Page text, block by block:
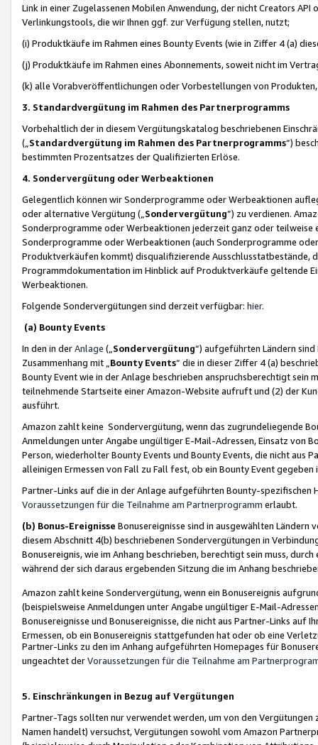
Link in einer Zugelassenen Mobilen Anwendung, der nicht Creators
Verlinkungstools, die wir Ihnen ggf. zur Verfügung stellen, nutzt;
(i) Produktkäufe im Rahmen eines Bounty Events (wie in Ziffer 4 (a)
(j) Produktkäufe im Rahmen eines Abonnements, soweit nicht im
(k) alle Vorabveröffentlichungen oder Vorbestellungen von
3. Standardvergütung im Rahmen des Partnerprogramms
Vorbehaltlich der in diesem Vergütungskatalog beschriebenen
(„ Standardvergütung im Rahmen des Partnerprogramms“)
bestimmten Prozentsatzes der Qualifizierten Erlöse.
4. Sondervergütung oder Werbeaktionen
Gelegentlich können wir Sonderprogramme oder Werbeaktionen
oder alternative Vergütung („ Sondervergütung”) zu verdienen.
Sonderprogramme oder Werbeaktionen jederzeit ganz oder
Sonderprogramme oder Werbeaktionen (auch Sonderprogramme
Produktverkäufen kommt) disqualifizierende Ausschlusstatbestände,
Programmdokumentation im Hinblick auf Produktverkäufe geltende
Werbeaktionen.
Folgende Sondervergütungen sind derzeit verfügbar: hier.
(a) Bounty Events
In den in derAnlage („ Sondervergütung“) aufgeführten Ländern
Zusammenhang mit „ Bounty Events“ die in dieser Ziffer 4 (a)
Bounty Event wie in der Anlage beschrieben anspruchsberechtigt sein
teilnehmende Startseite einer Amazon-Website aufruft und (2) der
ausführt.
Amazon zahlt keine Sondervergütung, wenn das zugrundeliegende
Anmeldungen unter Angabe ungültiger E-Mail-Adressen, Einsatz von
Person, wiederholter Bounty Events und Bounty Events, die nicht
alleinigen Ermessen von Fall zu Fall fest, ob ein Bounty Event
Partner-Links auf die in der Anlage aufgeführten Bounty-spezifischen
Voraussetzungen für die Teilnahme am Partnerprogramm erlaubt.
(b) Bonus-Ereignisse Bonusereignisse sind in ausgewählten Ländern
diesem Abschnitt 4(b) beschriebenen Sondervergütungen in
Bonusereignis, wie im Anhang beschrieben, berechtigt sein muss,
während der sich daraus ergebenden Sitzung die im Anhang
Amazon zahlt keine Sondervergütung, wenn ein Bonusereignis
(beispielsweise Anmeldungen unter Angabe ungültiger E-Mail-
Bonusereignisse und Bonusereignisse, die nicht aus Partner-Links auf
Ermessen, ob ein Bonusereignis stattgefunden hat oder ob eine
Partner-Links zu den im Anhang aufgeführten Homepages für
ungeachtet derVoraussetzungen für die Teilnahme am
5. Einschränkungen in Bezug auf Vergütungen
Partner-Tags sollten nur verwendet werden, um von den
Namen handelt) versuchst, Vergütungen sowohl vom Amazon